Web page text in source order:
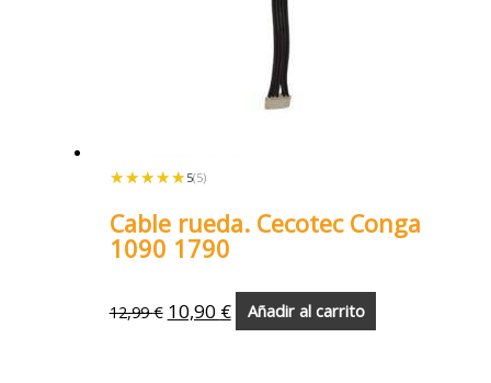
★★★★★
★★★★★ 5(5)
Cable rueda. Cecotec Conga
1090 1790
12,99€ 10,90 € Añadir al carrito